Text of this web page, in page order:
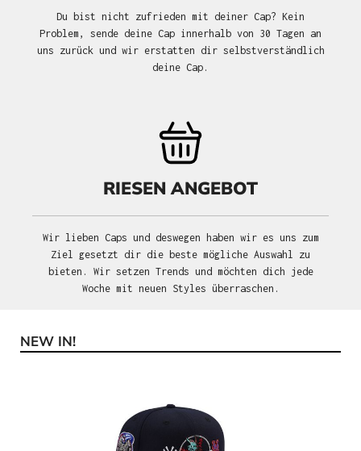
Du bist nicht zufrieden mit deiner Cap? Kein
Problem, sende deine Cap innerhalb von 30 Tagen an
uns zurück und wir erstatten dir selbstverständlich
deine Cap.
RIESEN ANGEBOT
Wir lieben Caps und deswegen haben wir es uns zum
Ziel gesetzt dir die beste mögliche Auswahl zu
bieten. Wir setzen Trends und möchten dich jede
Woche mit neuen Styles überraschen.
Produktgalerie überspringen
NEW IN!